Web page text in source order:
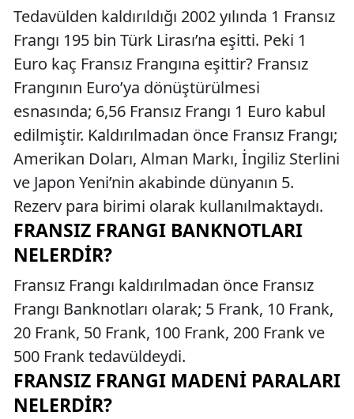
Tedavülden kaldırıldığı 2002 yılında 1 Fransız
Frangı 195 bin Türk Lirası’na eşitti. Peki 1
Euro kaç Fransız Frangına eşittir? Fransız
Frangının Euro’ya dönüştürülmesi
esnasında; 6,56 Fransız Frangı 1 Euro kabul
edilmiştir. Kaldırılmadan önce Fransız Frangı;
Amerikan Doları, Alman Markı, İngiliz Sterlini
ve Japon Yeni’nin akabinde dünyanın 5.
Rezerv para birimi olarak kullanılmaktaydı.
FRANSIZ FRANGI BANKNOTLARI
NELERDIR?
Fransız Frangı kaldırılmadan önce Fransız
Frangı Banknotları olarak; 5 Frank, 10 Frank,
20 Frank, 50 Frank, 100 Frank, 200 Frank ve
500 Frank tedavüldeydi.
FRANSIZ FRANGI MADENI PARALARI
NELERDIR?